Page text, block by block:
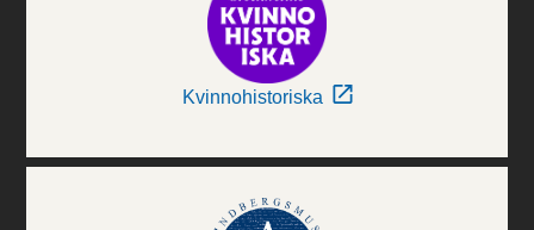
Kvinnohistoriska